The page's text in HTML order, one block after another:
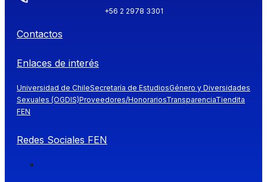
+56 2 2978 3301
Contactos
Enlaces de interés
Universidad de ChileSecretaría de EstudiosGénero y Diversidades
Sexuales (OGDIS)Proveedores/HonorariosTransparenciaTiendita
FEN
Redes Sociales FEN